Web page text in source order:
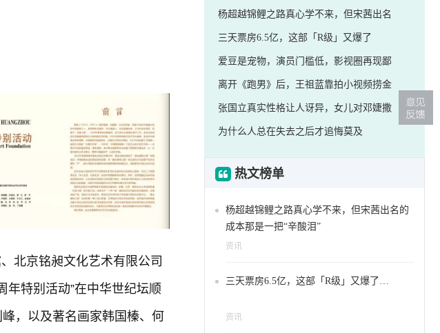
北京铭昶文化艺术有限公司
特别活动”在中华世纪坛顺
，以及著名画家韩国榛、何
杨超越锦鲤之路真心学不来，但宋茜出名
三天票房6.5亿，这部「R级」又爆了
爱豆是宠物，演员门槛低，影视圈再现鄙
离开《跑男》后，王祖蓝靠拍小视频捞金
张国立真实性格让人讶异，女儿对邓婕撒
为什么人总在失去之后才追悔莫及
热文榜单
杨超越锦鲤之路真心学不来，但宋茜出名的
成本那是一把“辛酸泪”
资讯
三天票房6.5亿，这部「R级」又爆了…
资讯